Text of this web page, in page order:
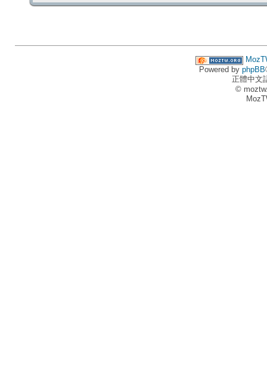
Powered by phpBB
正體中文
©